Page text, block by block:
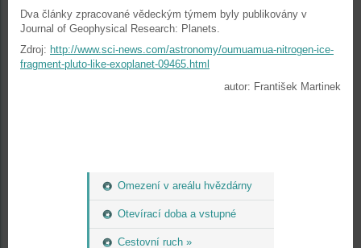
Omezení v areálu hvězdárny
Otevírací doba a vstupné
Cestovní ruch »
Dva články zpracované vědeckým týmem byly publikovány v
Journal of Geophysical Research: Planets.
Zdroj: http://www.sci-news.com/astronomy/oumuamua-nitrogen-ice-
fragment-pluto-like-exoplanet-09465.html
autor: František Martinek